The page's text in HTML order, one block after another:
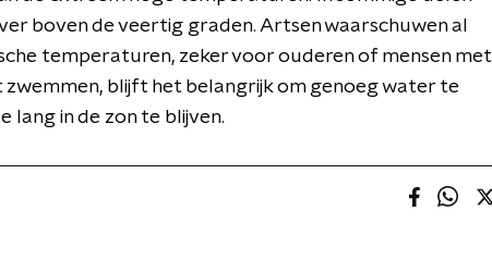
boven de veertig graden. Artsen waarschuwen al
temperaturen, zeker voor ouderen of mensen met
zwemmen, blijft het belangrijk om genoeg water te
lang in de zon te blijven.